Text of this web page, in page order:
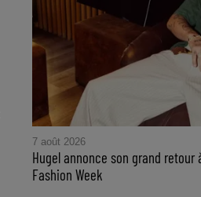
7 août 2026
Hugel annonce son grand retour
Fashion Week